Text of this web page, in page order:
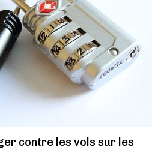
contre les vols sur les